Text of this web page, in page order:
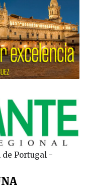
Portugal -